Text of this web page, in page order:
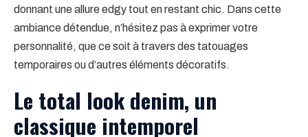
donnant une allure edgy tout en restant chic. Dans cette
ambiance détendue, n’hésitez pas à exprimer votre
personnalité, que ce soit à travers des tatouages
temporaires ou d’autres éléments décoratifs.
Le total look denim, un
classique intemporel